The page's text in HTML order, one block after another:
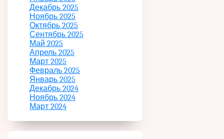
Декабрь 2025
Ноябрь 2025
Октябрь 2025
Сентябрь 2025
Май 2025
Апрель 2025
Март 2025
Февраль 2025
Январь 2025
Декабрь 2024
Ноябрь 2024
Март 2024